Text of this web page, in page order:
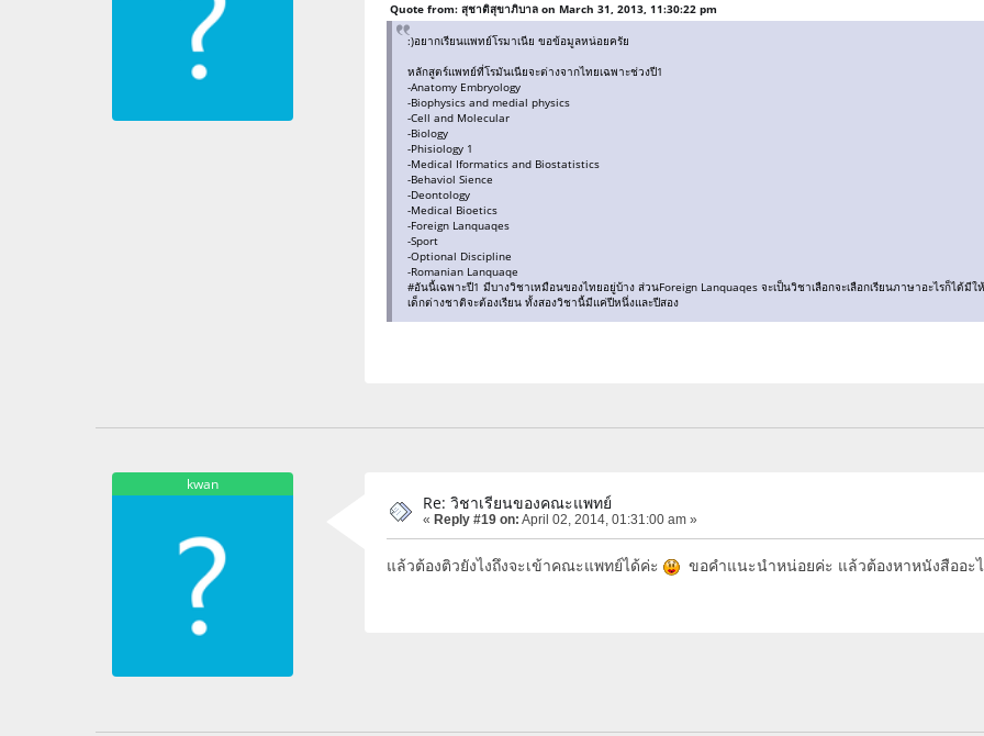
Quote from: สุชาติสุขาภิบาล on March 31, 2013, 11:30:22 pm
:)อยากเรียนเเพทย์โรมาเนีย ขอข้อมูลหน่อยครัย
หลักสูตร์แพทย์ที่โรมันเนียจะต่างจากไทยเฉพาะช่วงปี1
-Anatomy Embryology
-Biophysics and medial physics
-Cell and Molecular
-Biology
-Phisiology 1
-Medical Iformatics and Biostatistics
-Behaviol Sience
-Deontology
-Medical Bioetics
-Foreign Lanquaqes
-Sport
-Optional Discipline
-Romanian Lanquaqe
#อันนี้เฉพาะปี1 มีบางวิชาเหมือนของไทยอยู่บ้าง ส่วนForeign Lanquaqes จะเป็นวิชาเลือกจะเลือกเรียนภาษาอะไรก็ได้
เด็กต่างชาติจะต้องเรียน ทั้งสองวิชานี้มีแค่ปีหนึ่งและปีสอง
kwan
Re: วิชาเรียนของคณะแพทย์
« Reply #19 on: April 02, 2014, 01:31:00 am »
แล้วต้องติวยังไงถึงจะเข้าคณะแพทย์ได้ค่ะ ขอคำแนะนำหน่อยค่ะ แล้วต้องหาหนังสืออะ